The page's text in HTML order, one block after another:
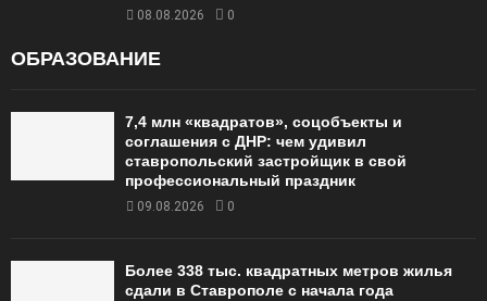
08.08.2026 0
ОБРАЗОВАНИЕ
7,4 млн «квадратов», соцобъекты и
соглашения с ДНР: чем удивил
ставропольский застройщик в свой
профессиональный праздник
09.08.2026 0
Более 338 тыс. квадратных метров жилья
сдали в Ставрополе с начала года